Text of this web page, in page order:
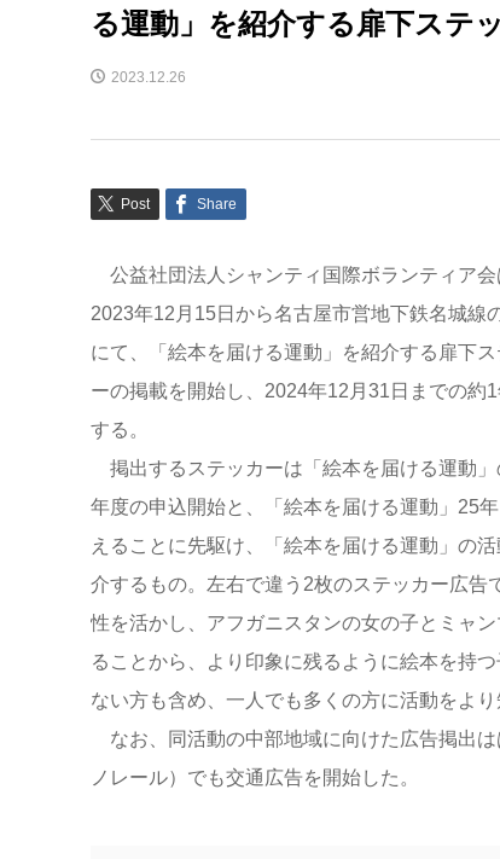
る運動」を紹介する扉下ステ
2023.12.26
Post Share
公益社団法人シャンティ国際ボランティア会
2023年12月15日から名古屋市営地下鉄名城線
にて、「絵本を届ける運動」を紹介する扉下ス
ーの掲載を開始し、2024年12月31日までの約
する。
掲出するステッカーは「絵本を届ける運動」
年度の申込開始と、「絵本を届ける運動」25
えることに先駆け、「絵本を届ける運動」の
介するもの。左右で違う2枚のステッカー広告
性を活かし、アフガニスタンの女の子とミャ
ることから、より印象に残るように絵本を持
ない方も含め、一人でも多くの方に活動をよ
なお、同活動の中部地域に向けた広告掲出
ノレール）でも交通広告を開始した。